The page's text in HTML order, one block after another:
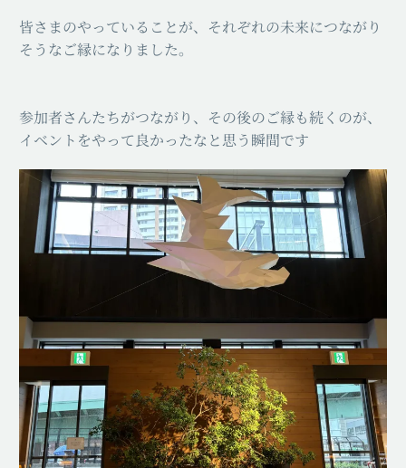
皆さまのやっていることが、それぞれの未来につながり
そうなご縁になりました。
参加者さんたちがつながり、その後のご縁も続くのが、
イベントをやって良かったなと思う瞬間です